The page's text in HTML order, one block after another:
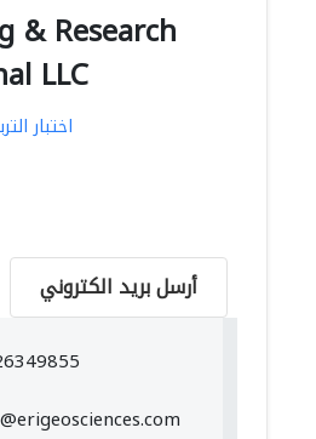
& Research
LLC
اختبار
أرسل بريد الكتروني